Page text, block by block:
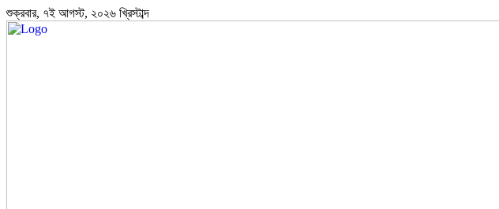
শুক্রবার, ৭ই আগস্ট, ২০২৬ খ্রিস্টাব্দ